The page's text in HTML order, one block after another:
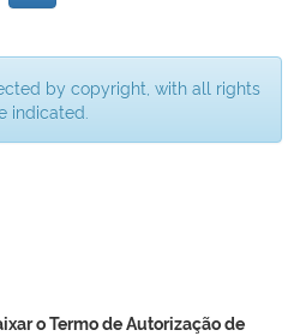
by copyright, with all rights
indicated.
o Termo de Autorização de